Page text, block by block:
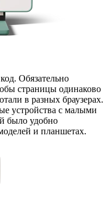
Обязательно
страницы одинаково
в разных браузерах.
устройства с малыми
было удобно
и планшетах.